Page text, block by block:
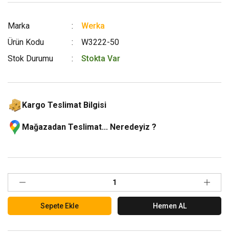
Marka
Werka
Ürün Kodu
W3222-50
Stok Durumu
Stokta Var
Kargo Teslimat Bilgisi
Mağazadan Teslimat... Neredeyiz ?
Sepete Ekle Hemen AL